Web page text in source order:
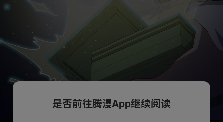
是否前往腾漫App继续阅读